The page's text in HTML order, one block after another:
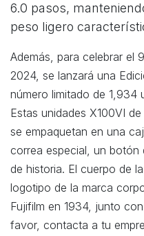
6.0 pasos,
peso ligero
Además, para celebrar el
2024, se lanzará una
número limitado de 1,934
Estas unidades X100VI
se empaquetan en una
correa especial, un
de historia. El cuerpo de
logotipo de la marca
Fujifilm en 1934, junto
favor, contacta a tu